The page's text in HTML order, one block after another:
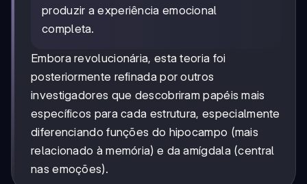
produzir a experiência emocional
completa.
Embora revolucionária, esta teoria foi
posteriormente refinada por outros
investigadores que descobriram papéis mais
específicos para cada estrutura, especialmente
diferenciando funções do hipocampo (mais
relacionado à memória) e da amígdala (central
nas emoções).